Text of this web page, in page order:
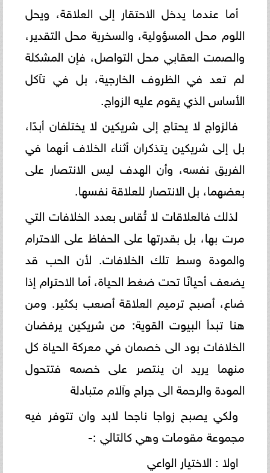
أما عندما يدخل الاحتقار إلى العلاقة، ويحل
اللوم محل المسؤولية، والسخرية محل التقدير،
والصمت العقابي محل التواصل، فإن المشكلة
لم تعد في الظروف الخارجية، بل في تآكل
الأساس الذي يقوم عليه الزواج.
فالزواج لا يحتاج إلى شريكين لا يختلفان أبدًا،
بل إلى شريكين يتذكران أثناء الخلاف أنهما في
الفريق نفسه، وأن الهدف ليس الانتصار على
بعضهما، بل الانتصار للعلاقة نفسها.
لذلك فالعلاقات لا تُقاس بعدد الخلافات التي
مرت بها، بل بقدرتها على الحفاظ على الاحترام
والمودة وسط تلك الخلافات. لأن الحب قد
يضعف أحيانًا تحت ضغط الحياة، أما الاحترام إذا
ضاع، أصبح ترميم العلاقة أصعب بكثير. ومن
هنا تبدأ البيوت القوية: من شريكين يرفضان
الخلافات بود الى خصمان في معركة الحياة كل
منهما يريد ان ينتصر على خصمه فتتحول
المودة والرحمة الى جراح وآلام متبادلة
ولكي يصبح زواجا ناجحا لابد وان تتوفر فيه
مجموعة مقومات وهي كالتالي :-
اولا : الاختيار الواعي